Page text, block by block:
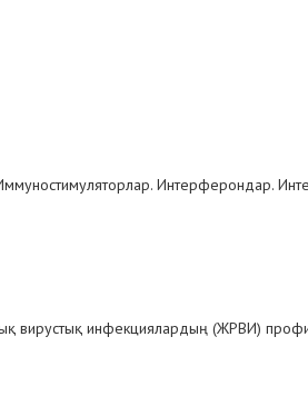
Интерферондар.
вирустық инфекциялардың (ЖРВИ)